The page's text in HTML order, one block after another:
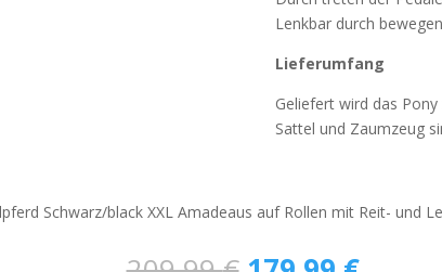
Lenkbar durch
Lieferumfang
Geliefert wird das
Sattel und Zaumzeug
Schwarz/black XXL Amadeaus auf Rollen mit Reit- und